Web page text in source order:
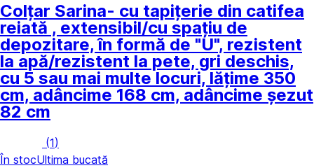
Colțar Sarina- cu tapițerie din catifea
reiată , extensibil/cu spațiu de
depozitare, în formă de "U", rezistent
la apă/rezistent la pete, gri deschis,
cu 5 sau mai multe locuri, lățime 350
cm, adâncime 168 cm, adâncime șezut
82 cm
(1)
În stocUltima bucată